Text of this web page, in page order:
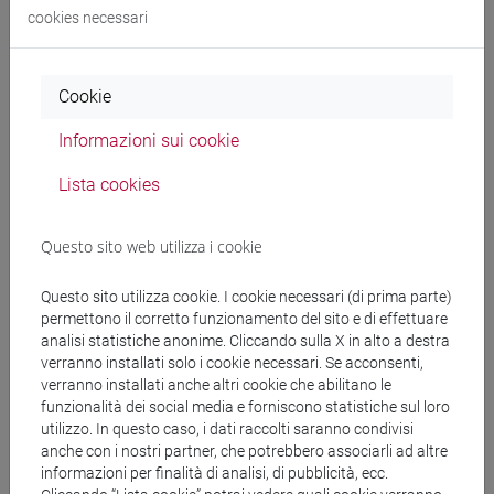
E DELL'AFRICA MEDITERRANEA - Laurea
Insegnamenti mutuati
Struttura generale dell'insegnamento
LINGUA GIAPPONESE 3 MOD.2
ESERCITAZIONI DI LINGUA GIAPPONESE 3
MOD. 2A
ESERCITAZIONI DI LINGUA
GIAPPONESE 3 MOD. 2A Cognomi A-E
cookies necessari
Cookie
Informazioni sui cookie
Lista cookies
Questo sito web utilizza i cookie
Questo sito utilizza cookie. I cookie necessari (di prima parte)
permettono il corretto funzionamento del sito e di effettuare
analisi statistiche anonime. Cliccando sulla X in alto a destra
verranno installati solo i cookie necessari. Se acconsenti,
verranno installati anche altri cookie che abilitano le
funzionalità dei social media e forniscono statistiche sul loro
utilizzo. In questo caso, i dati raccolti saranno condivisi
anche con i nostri partner, che potrebbero associarli ad altre
informazioni per finalità di analisi, di pubblicità, ecc.